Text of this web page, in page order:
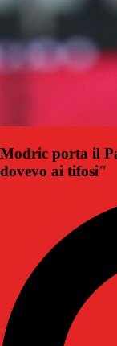
Modric porta il
dovevo ai tifosi"